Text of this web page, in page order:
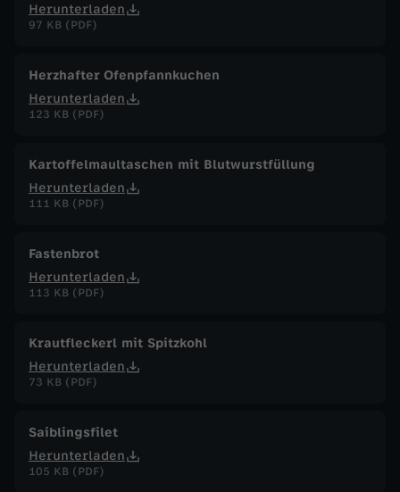
Herunterladen
97 KB (PDF)
Herzhafter Ofenpfannkuchen
Herunterladen
123 KB (PDF)
Kartoffelmaultaschen mit Blutwurstfüllung
Herunterladen
111 KB (PDF)
Fastenbrot
Herunterladen
113 KB (PDF)
Krautfleckerl mit Spitzkohl
Herunterladen
73 KB (PDF)
Saiblingsfilet
Herunterladen
105 KB (PDF)